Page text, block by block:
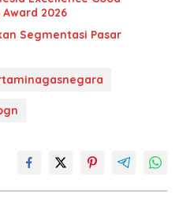
2026
Segmentasi Pasar